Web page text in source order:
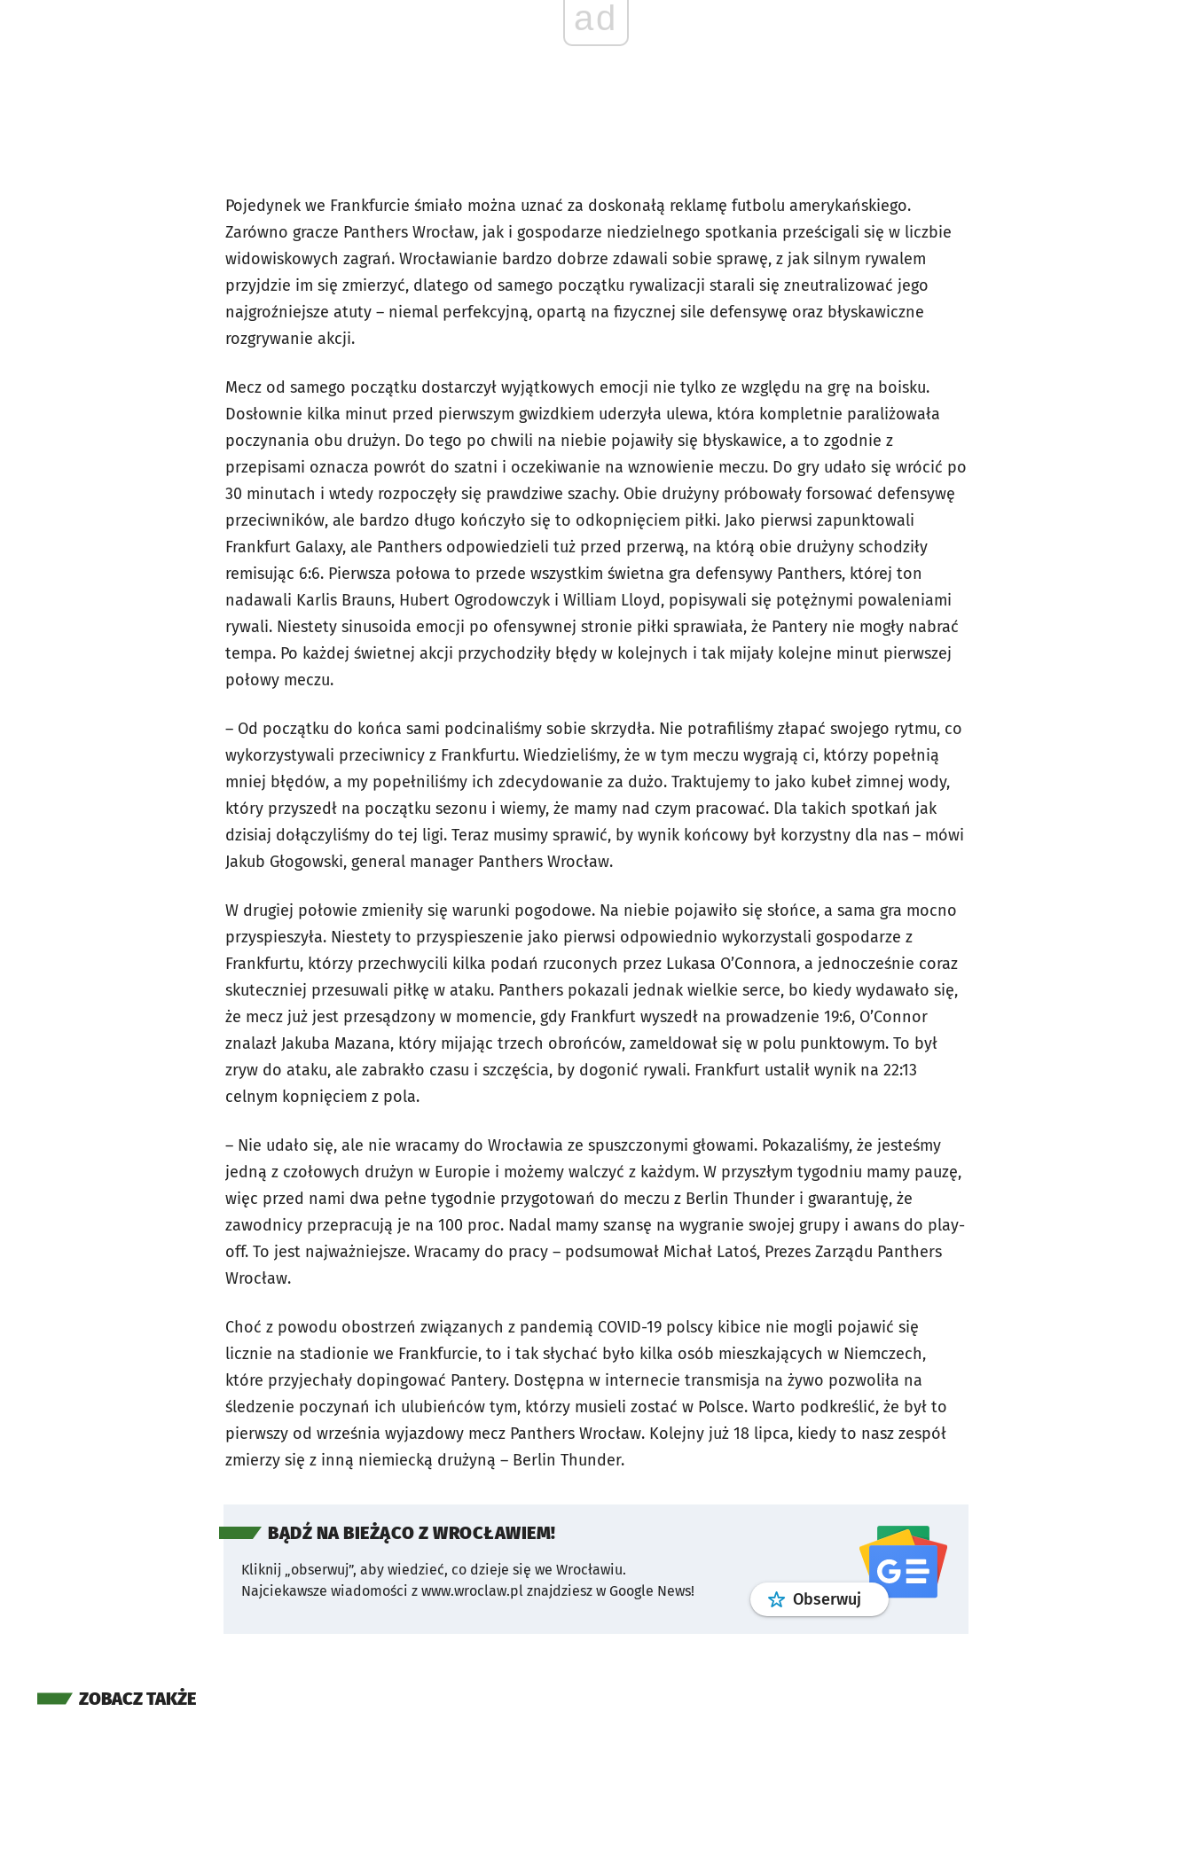
ad
Pojedynek we Frankfurcie śmiało można uznać za doskonałą reklamę futbolu amerykańskiego.
Zarówno gracze Panthers Wrocław, jak i gospodarze niedzielnego spotkania prześcigali się w liczbie
widowiskowych zagrań. Wrocławianie bardzo dobrze zdawali sobie sprawę, z jak silnym rywalem
przyjdzie im się zmierzyć, dlatego od samego początku rywalizacji starali się zneutralizować jego
najgroźniejsze atuty – niemal perfekcyjną, opartą na fizycznej sile defensywę oraz błyskawiczne
rozgrywanie akcji.
Mecz od samego początku dostarczył wyjątkowych emocji nie tylko ze względu na grę na boisku.
Dosłownie kilka minut przed pierwszym gwizdkiem uderzyła ulewa, która kompletnie paraliżowała
poczynania obu drużyn. Do tego po chwili na niebie pojawiły się błyskawice, a to zgodnie z
przepisami oznacza powrót do szatni i oczekiwanie na wznowienie meczu. Do gry udało się wrócić po
30 minutach i wtedy rozpoczęły się prawdziwe szachy. Obie drużyny próbowały forsować defensywę
przeciwników, ale bardzo długo kończyło się to odkopnięciem piłki. Jako pierwsi zapunktowali
Frankfurt Galaxy, ale Panthers odpowiedzieli tuż przed przerwą, na którą obie drużyny schodziły
remisując 6:6. Pierwsza połowa to przede wszystkim świetna gra defensywy Panthers, której ton
nadawali Karlis Brauns, Hubert Ogrodowczyk i William Lloyd, popisywali się potężnymi powaleniami
rywali. Niestety sinusoida emocji po ofensywnej stronie piłki sprawiała, że Pantery nie mogły nabrać
tempa. Po każdej świetnej akcji przychodziły błędy w kolejnych i tak mijały kolejne minut pierwszej
połowy meczu.
– Od początku do końca sami podcinaliśmy sobie skrzydła. Nie potrafiliśmy złapać swojego rytmu, co
wykorzystywali przeciwnicy z Frankfurtu. Wiedzieliśmy, że w tym meczu wygrają ci, którzy popełnią
mniej błędów, a my popełniliśmy ich zdecydowanie za dużo. Traktujemy to jako kubeł zimnej wody,
który przyszedł na początku sezonu i wiemy, że mamy nad czym pracować. Dla takich spotkań jak
dzisiaj dołączyliśmy do tej ligi. Teraz musimy sprawić, by wynik końcowy był korzystny dla nas – mówi
Jakub Głogowski, general manager Panthers Wrocław.
W drugiej połowie zmieniły się warunki pogodowe. Na niebie pojawiło się słońce, a sama gra mocno
przyspieszyła. Niestety to przyspieszenie jako pierwsi odpowiednio wykorzystali gospodarze z
Frankfurtu, którzy przechwycili kilka podań rzuconych przez Lukasa O’Connora, a jednocześnie coraz
skuteczniej przesuwali piłkę w ataku. Panthers pokazali jednak wielkie serce, bo kiedy wydawało się,
że mecz już jest przesądzony w momencie, gdy Frankfurt wyszedł na prowadzenie 19:6, O’Connor
znalazł Jakuba Mazana, który mijając trzech obrońców, zameldował się w polu punktowym. To był
zryw do ataku, ale zabrakło czasu i szczęścia, by dogonić rywali. Frankfurt ustalił wynik na 22:13
celnym kopnięciem z pola.
– Nie udało się, ale nie wracamy do Wrocławia ze spuszczonymi głowami. Pokazaliśmy, że jesteśmy
jedną z czołowych drużyn w Europie i możemy walczyć z każdym. W przyszłym tygodniu mamy pauzę,
więc przed nami dwa pełne tygodnie przygotowań do meczu z Berlin Thunder i gwarantuję, że
zawodnicy przepracują je na 100 proc. Nadal mamy szansę na wygranie swojej grupy i awans do play-
off. To jest najważniejsze. Wracamy do pracy – podsumował Michał Latoś, Prezes Zarządu Panthers
Wrocław.
Choć z powodu obostrzeń związanych z pandemią COVID-19 polscy kibice nie mogli pojawić się
licznie na stadionie we Frankfurcie, to i tak słychać było kilka osób mieszkających w Niemczech,
które przyjechały dopingować Pantery. Dostępna w internecie transmisja na żywo pozwoliła na
śledzenie poczynań ich ulubieńców tym, którzy musieli zostać w Polsce. Warto podkreślić, że był to
pierwszy od września wyjazdowy mecz Panthers Wrocław. Kolejny już 18 lipca, kiedy to nasz zespół
zmierzy się z inną niemiecką drużyną – Berlin Thunder.
BĄDŹ NA BIEŻĄCO Z WROCŁAWIEM!
Kliknij „obserwuj”, aby wiedzieć, co dzieje się we Wrocławiu.
Najciekawsze wiadomości z www.wroclaw.pl znajdziesz w Google News!
Obserwuj profilgoogle news
ZOBACZ TAKŻE